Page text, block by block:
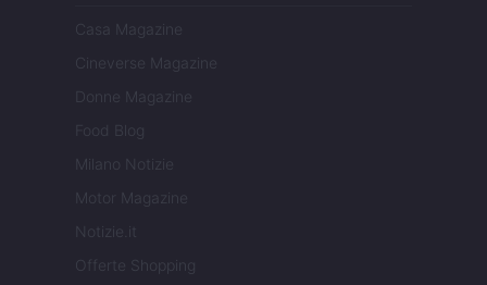
Casa Magazine
Cineverse Magazine
Donne Magazine
Food Blog
Milano Notizie
Motor Magazine
Notizie.it
Offerte Shopping